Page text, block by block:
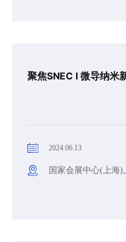
聚焦SNEC I 微导纳米
2024.06.13
国家会展中心(上海)